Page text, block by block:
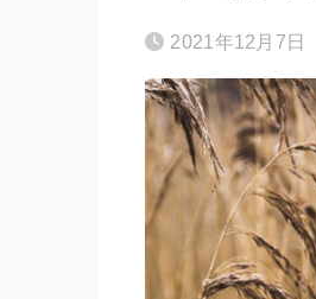
2021年12月7日